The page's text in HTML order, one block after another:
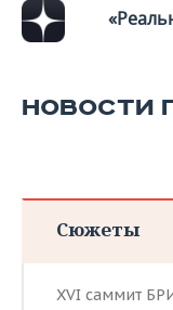
НОВОСТИ
Сюжеты
XVI саммит